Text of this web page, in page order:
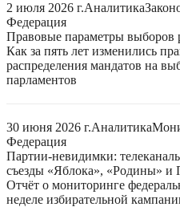
2 июля 2026 г.Аналитика
Федерация
Правовые параметры выборов
Как за пять лет изменились
распределения мандатов на
парламентов
30 июня 2026 г.Аналитика
Федерация
Партии-невидимки:
съезды «Яблока», «Родины» и
Отчёт о мониторинге
неделе избирательной